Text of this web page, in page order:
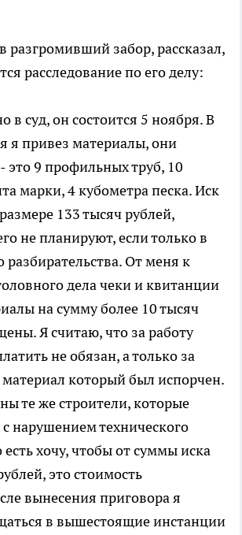
разгромивший забор, рассказал,
расследование по его делу:
в суд, он состоится 5 ноября. В
я привез материалы, они
это 9 профильных труб, 10
марки, 4 кубометра песка. Иск
133 тысяч рублей,
не планируют, если только в
разбирательства. От меня к
дела чеки и квитанции
на сумму более 10 тысяч
Я считаю, что за работу
не обязан, а только за
который был испорчен.
те же строители, которые
нарушением технического
есть хочу, чтобы от суммы иска
это стоимость
вынесения приговора я
в вышестоящие инстанции